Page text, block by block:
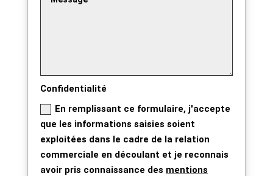
Confidentialité
En remplissant ce formulaire, j'accepte
que les informations saisies soient
exploitées dans le cadre de la relation
commerciale en découlant et je reconnais
avoir pris connaissance des mentions